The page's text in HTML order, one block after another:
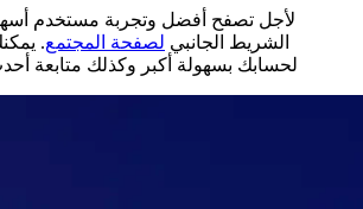
لأجل تصفح أفضل وتجربة مستخدم
الشريط الجانبي لصفحة المجتمع.
لحسابك بسهولة أكبر وكذلك متابعة